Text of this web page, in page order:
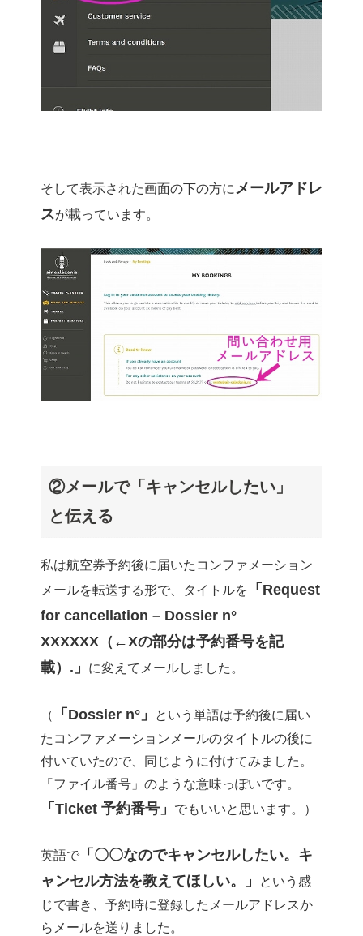
そして表示された画面の下の方にメールアドレ
スが載っています。
②メールで「キャンセルしたい」
と伝える
私は航空券予約後に届いたコンファメーション
メールを転送する形で、タイトルを
「Request
for cancellation – Dossier n°
XXXXXX（←Xの部分は予約番号を記
載）.」
に変えてメールしました。
（ 「Dossier n°」
という単語は予約後に届い
たコンファメーションメールのタイトルの後に
付いていたので、同じように付けてみました。
「ファイル番号」のような意味っぽいです。
「Ticket 予約番号」 でもいいと思います。）
英語で 「〇〇なのでキャンセルしたい。キ
ャンセル方法を教えてほしい。」
という感
じで書き、予約時に登録したメールアドレスか
らメールを送りました。